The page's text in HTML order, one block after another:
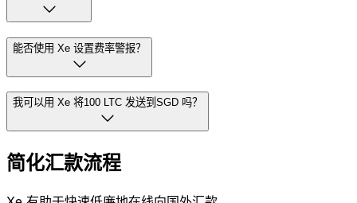
能否使用 Xe 设置费率警报？
我可以用 Xe 将100 LTC 发送到SGD 吗？
简化汇款流程